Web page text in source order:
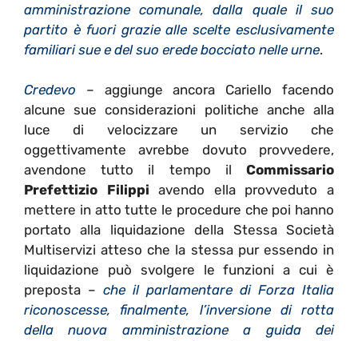
amministrazione comunale, dalla quale il suo
partito è fuori grazie alle scelte esclusivamente
familiari sue e del suo erede bocciato nelle urne.
Credevo – aggiunge ancora Cariello facendo
alcune sue considerazioni politiche anche alla
luce di velocizzare un servizio che
oggettivamente avrebbe dovuto provvedere,
avendone tutto il tempo il Commissario
Prefettizio Filippi avendo ella provveduto a
mettere in atto tutte le procedure che poi hanno
portato alla liquidazione della Stessa Società
Multiservizi atteso che la stessa pur essendo in
liquidazione può svolgere le funzioni a cui è
preposta – che il parlamentare di Forza Italia
riconoscesse, finalmente, l’inversione di rotta
della nuova amministrazione a guida dei